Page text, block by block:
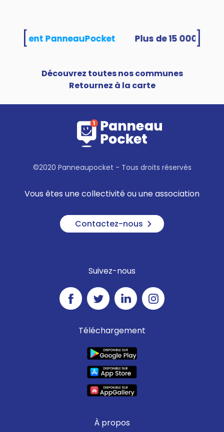
PanneauPocket
Découvrez toutes nos communes
Retournez à la carte
©2020 Panneaupocket - Tous droits réservés
Vous êtes une collectivité ou une association
Contactez-nous
Suivez-nous
Téléchargement
À propos